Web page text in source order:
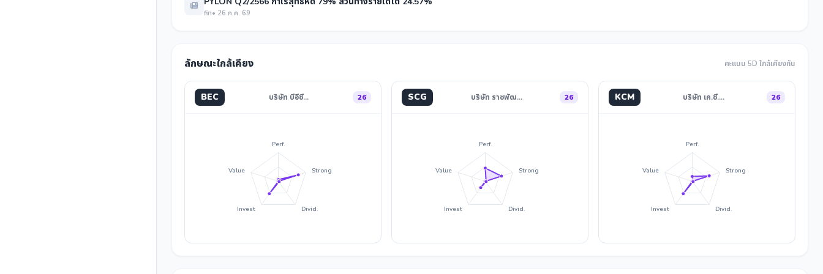
fin• 26 ก.ค. 69
ลักษณะใกล้เคียง คะแนน 5D ใกล้เคียงกัน
BEC บริษัท บีอีซี… 26
Perf.
Strong
Divid.
Invest
Value
SCG บริษัท ราชพัฒ… 26
Perf.
Strong
Divid.
Invest
Value
KCM บริษัท เค.ซี.… 26
Perf.
Strong
Divid.
Invest
Value